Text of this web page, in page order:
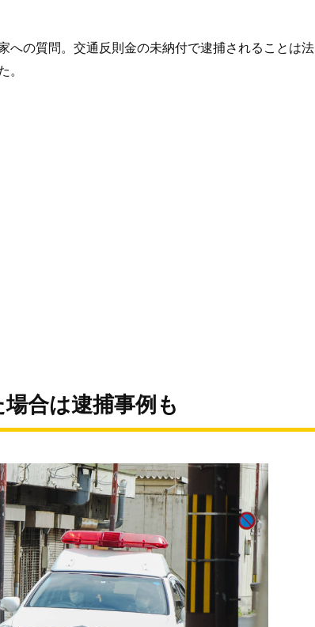
への質問。交通反則金の未納付で逮捕されることは法
。
合は逮捕事例も